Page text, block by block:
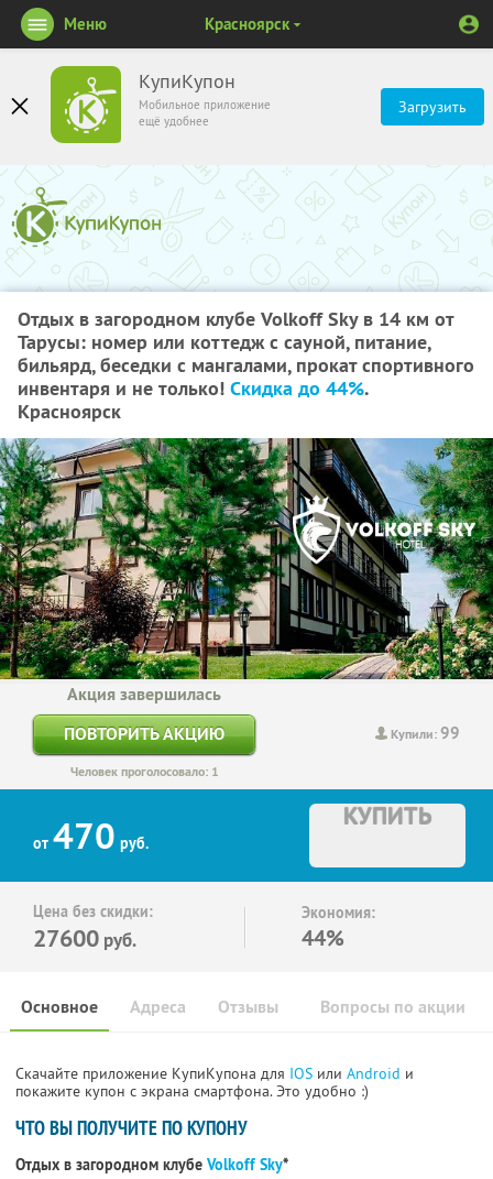
КупиКупон
Мобильное приложение
ещё удобнее
Загрузить
Меню Красноярск
Отдых в загородном клубе Volkoff Sky в 14 км от
Тарусы: номер или коттедж с сауной, питание,
бильярд, беседки с мангалами, прокат спортивного
инвентаря и не только! Скидка до 44%.
Красноярск
Купили:99
Акция завершилась
ПОВТОРИТЬ АКЦИЮ
Человек проголосовало: 1
от 470 руб.
КУПИТЬ
Цена без скидки:
27600 руб.
Экономия:
44%
Основное Отзывы Вопросы по акции
Адреса
Скачайте приложение КупиКупона для IOS или Android и
покажите купон с экрана смартфона. Это удобно :)
ЧТО ВЫ ПОЛУЧИТЕ ПО КУПОНУ
Отдых в загородном клубе Volkoff Sky*